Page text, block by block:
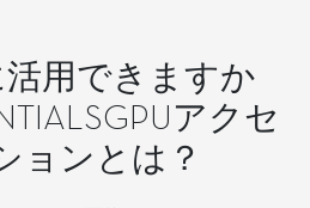
用できますか
アクセ
ョンとは？